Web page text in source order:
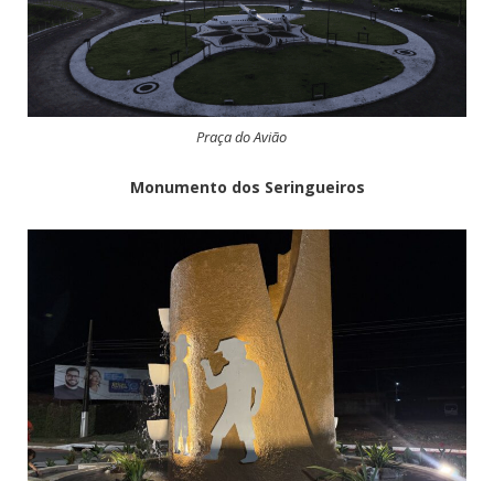
Praça do Avião
Monumento dos Seringueiros